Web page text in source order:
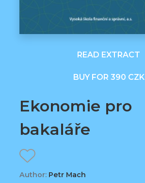
READ EXTRACT
BUY FOR 390 CZK
Ekonomie pro
bakaláře
Author: Petr Mach